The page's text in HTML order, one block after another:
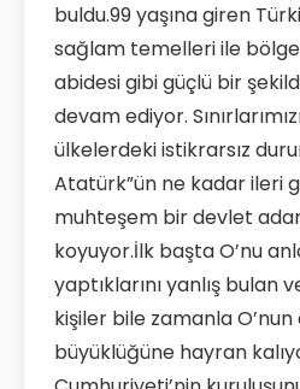
buldu.99 yaşına giren
sağlam temelleri ile
abidesi gibi güçlü bir
devam ediyor.
ülkelerdeki istikrarsız
Atatürk”ün ne kadar ileri
muhteşem bir devlet
koyuyor.İlk başta O’nu
yaptıklarını yanlış bulan
kişiler bile zamanla O’nun
büyüklüğüne hayran